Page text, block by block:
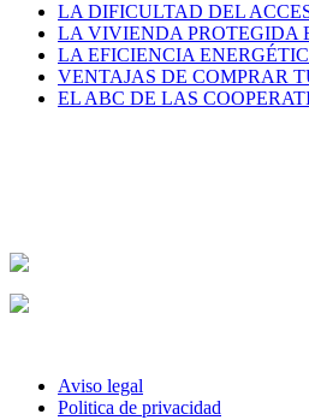
LA DIFICULTAD DEL
LA VIVIENDA PROTEGIDA
LA EFICIENCIA
VENTAJAS DE COMPRAR
EL ABC DE LAS
Aviso legal
Politica de privacidad